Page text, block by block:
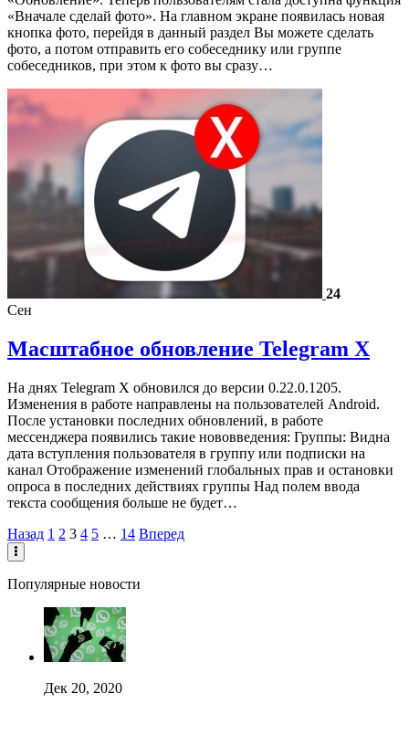
«Вначале сделай фото». На главном экране появилась новая
кнопка фото, перейдя в данный раздел Вы можете сделать
фото, а потом отправить его собеседнику или группе
собеседников, при этом к фото вы сразу…
24
Сен
Масштабное обновление Telegram X
На днях Telegram X обновился до версии 0.22.0.1205.
Изменения в работе направлены на пользователей Android.
После установки последних обновлений, в работе
мессенджера появились такие нововведения: Группы: Видна
дата вступления пользователя в группу или подписки на
канал Отображение изменений глобальных прав и остановки
опроса в последних действиях группы Над полем ввода
текста сообщения больше не будет…
Назад 1 2 3 4 5 … 14 Вперед
Популярные новости
Дек 20, 2020